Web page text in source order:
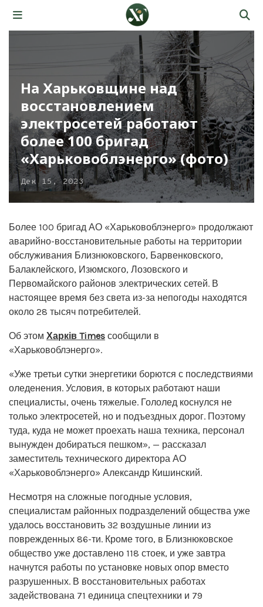
На Харьковщине над
восстановлением
электросетей работают
более 100 бригад
«Харьковоблэнерго» (фото)
Дек 15, 2023
Более 100 бригад АО «Харьковоблэнерго» продолжают
аварийно-восстановительные работы на территории
обслуживания Близнюковского, Барвенковского,
Балаклейского, Изюмского, Лозовского и
Первомайского районов электрических сетей. В
настоящее время без света из-за непогоды находятся
около 28 тысяч потребителей.
Об этом Харків Times сообщили в
«Харьковоблэнерго».
«Уже третьи сутки энергетики борются с последствиями
оледенения. Условия, в которых работают наши
специалисты, очень тяжелые. Гололед коснулся не
только электросетей, но и подъездных дорог. Поэтому
туда, куда не может проехать наша техника, персонал
вынужден добираться пешком», — рассказал
заместитель технического директора АО
«Харьковоблэнерго» Александр Кишинский.
Несмотря на сложные погодные условия,
специалистам районных подразделений общества уже
удалось восстановить 32 воздушные линии из
поврежденных 86-ти. Кроме того, в Близнюковское
общество уже доставлено 118 стоек, и уже завтра
начнутся работы по установке новых опор вместо
разрушенных. В восстановительных работах
задействована 71 единица спецтехники и 79